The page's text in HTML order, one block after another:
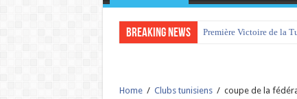
Breaking News Première Victoire de la
Home / Clubs tunisiens / coupe de la